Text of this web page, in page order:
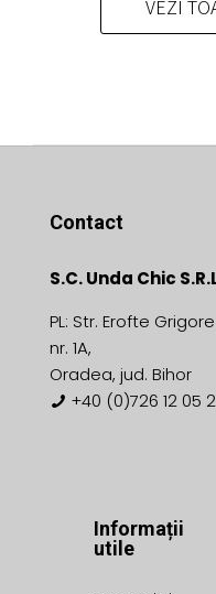
VEZI
Contact
S.C. Unda Chic
PL: Str. Erofte Grigore
nr. 1A,
Oradea, jud. Bihor
+40 (0)726 12 05
Informații
utile